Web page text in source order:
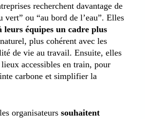
recherchent davantage de
vert” ou “au bord de l’eau”. Elles
équipes un cadre plus
plus cohérent avec les
de vie au travail. Ensuite, elles
accessibles en train, pour
carbone et simplifier la
organisateurs souhaitent